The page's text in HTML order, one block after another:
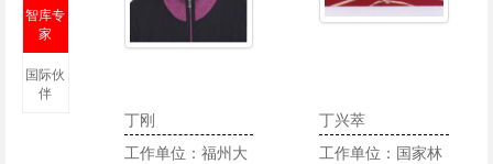
智库专
家
国际伙
伴
丁刚
工作单位：福州大
丁兴萃
工作单位：国家林